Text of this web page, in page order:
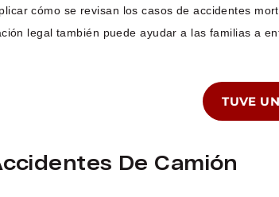
cómo se revisan los casos de accidentes
legal también puede ayudar a las familias a
TUVE
De Camión